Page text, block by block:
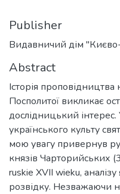
Publisher
Видавничий дім
Abstract
Історія
Посполитої викликає
дослідницький
українського культу
мою увагу привернув
князів Чарторийських
ruskie XVII wieku,
розвідку. Незважаючи